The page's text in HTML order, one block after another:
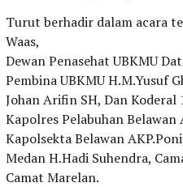
Turut berhadir dalam acara
Waas,
Dewan Penasehat UBKMU
Pembina UBKMU H.M.Yusuf
Johan Arifin SH, Dan Koderal
Kapolres Pelabuhan Belawan
Kapolsekta Belawan
Medan H.Hadi Suhendra,
Camat Marelan.